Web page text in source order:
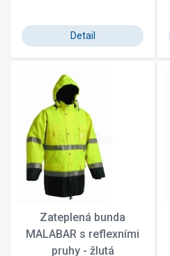
Detail
Zateplená bunda
MALABAR s reflexními
pruhy - žlutá